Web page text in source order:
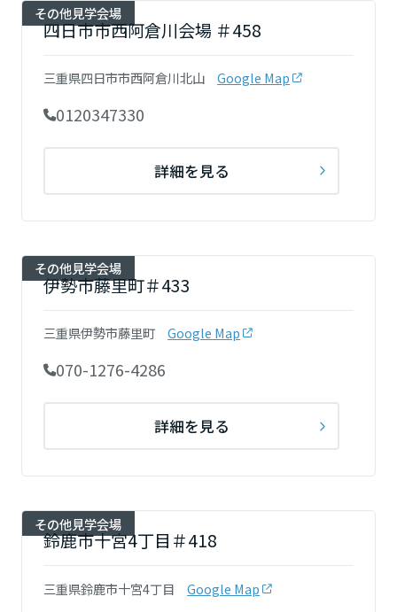
その他見学会場
四日市市西阿倉川会場 ＃458
三重県四日市市西阿倉川北山 Google Map
0120347330
詳細を見る
その他見学会場
伊勢市藤里町＃433
三重県伊勢市藤里町 Google Map
070-1276-4286
詳細を見る
その他見学会場
鈴鹿市十宮4丁目＃418
三重県鈴鹿市十宮4丁目 Google Map